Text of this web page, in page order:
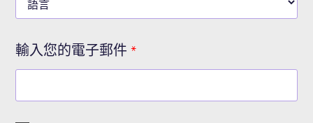
輸入您的電子郵件 *